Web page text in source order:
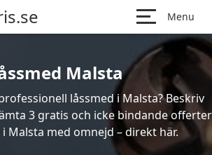
Menu
Malsta
låssmed i Malsta? Beskriv
3 gratis och icke bindande offerter
i Malsta med omnejd – direkt här.